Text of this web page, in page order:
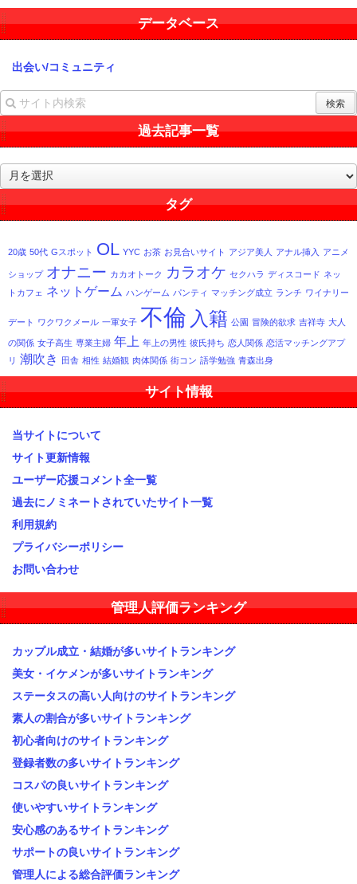
データベース
出会い/コミュニティ
過去記事一覧
去
記
事
覧
タグ
20歳 50代 Gスポット OL YYC お茶 お見合いサイト アジア美人 アナル挿入 アニメ
ショップ オナニー カカオトーク カラオケ セクハラ ディスコード ネッ
トカフェ ネットゲーム ハンゲーム パンティ マッチング成立 ランチ ワイナリー
デート ワクワクメール 一軍女子 不倫 入籍 公園 冒険的欲求 吉祥寺 大人
の関係 女子高生 専業主婦 年上 年上の男性 彼氏持ち 恋人関係 恋活マッチングアプ
リ 潮吹き 田舎 相性 結婚観 肉体関係 街コン 語学勉強 青森出身
サイト情報
当サイトについて
サイト更新情報
ユーザー応援コメント全一覧
過去にノミネートされていたサイト一覧
利用規約
プライバシーポリシー
お問い合わせ
管理人評価ランキング
カップル成立・結婚が多いサイトランキング
美女・イケメンが多いサイトランキング
ステータスの高い人向けのサイトランキング
素人の割合が多いサイトランキング
初心者向けのサイトランキング
登録者数の多いサイトランキング
コスパの良いサイトランキング
使いやすいサイトランキング
安心感のあるサイトランキング
サポートの良いサイトランキング
管理人による総合評価ランキング